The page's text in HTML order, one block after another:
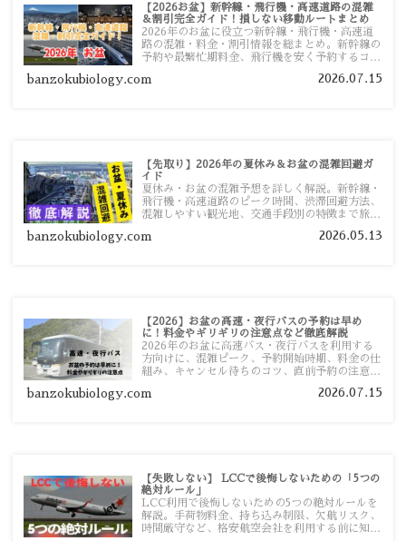
【2026お盆】新幹線・飛行機・高速道路の混雑
＆割引完全ガイド！損しない移動ルートまとめ
2026年のお盆に役立つ新幹線・飛行機・高速道
路の混雑・料金・割引情報を総まとめ。新幹線の
予約や最繁忙期料金、飛行機を安く予約するコ
い移動方法を分かりやすく解説します。
banzokubiology.com 2026.07.15
【先取り】2026年の夏休み＆お盆の混雑回避ガ
イド
夏休み・お盆の混雑予想を詳しく解説。新幹線・
飛行機・高速道路のピーク時間、渋滞回避方法、
混雑しやすい観光地、交通手段別の特徴まで旅行
banzokubiology.com 2026.05.13
【2026】お盆の高速・夜行バスの予約は早め
に！料金やギリギリの注意点など徹底解説
2026年のお盆に高速バス・夜行バスを利用する
方向けに、混雑ピーク、予約開始時期、料金の仕
組み、キャンセル待ちのコツ、直前予約の注意点
banzokubiology.com 2026.07.15
【失敗しない】 LCCで後悔しないための「5つの
絶対ルール」
LCC利用で後悔しないための5つの絶対ルールを
解説。手荷物料金、持ち込み制限、欠航リスク、
時間厳守など、格安航空会社を利用する前に知っ